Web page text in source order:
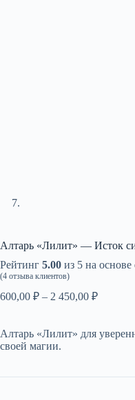
Алтарь «Лилит» — Исток
Рейтинг 5.00 из 5 на основе
(4 отзыва клиентов)
600,00 ₽ – 2 450,00 ₽
–
Алтарь «Лилит» для
своей магии.